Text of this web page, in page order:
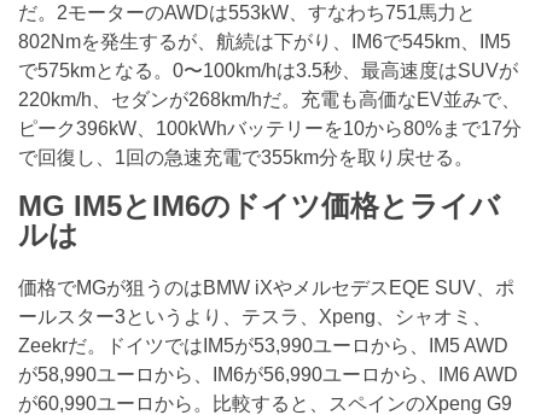
だ。2モーターのAWDは553kW、すなわち751馬力と
802Nmを発生するが、航続は下がり、IM6で545km、IM5
で575kmとなる。0〜100km/hは3.5秒、最高速度はSUVが
220km/h、セダンが268km/hだ。充電も高価なEV並みで、
ピーク396kW、100kWhバッテリーを10から80%まで17分
で回復し、1回の急速充電で355km分を取り戻せる。
MG IM5とIM6のドイツ価格とライバ
ルは
価格でMGが狙うのはBMW iXやメルセデスEQE SUV、ポ
ールスター3というより、テスラ、Xpeng、シャオミ、
Zeekrだ。ドイツではIM5が53,990ユーロから、IM5 AWD
が58,990ユーロから、IM6が56,990ユーロから、IM6 AWD
が60,990ユーロから。比較すると、スペインのXpeng G9